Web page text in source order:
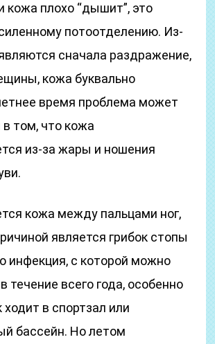
кожа плохо “дышит”, это
потоотделению. Из-
сначала раздражение,
кожа буквально
время проблема может
том, что кожа
из-за жары и ношения
кожа между пальцами ног,
является грибок стопы
инфекция, с которой можно
течение всего года, особенно
ходит в спортзал или
бассейн. Но летом